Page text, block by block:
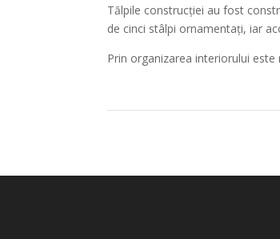
Tălpile construcției au fost
de cinci stâlpi ornamentați, iar
Prin organizarea interiorului